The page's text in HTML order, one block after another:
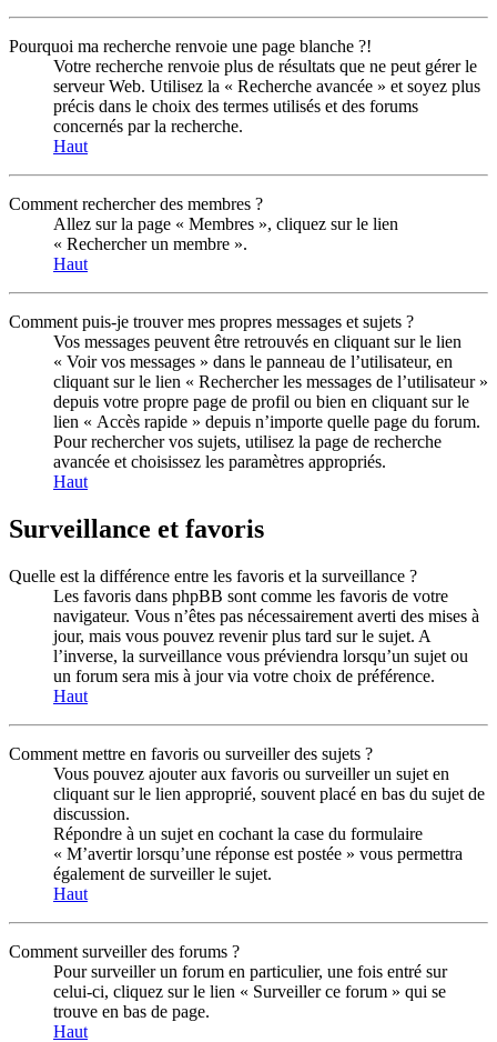
Pourquoi ma recherche renvoie une page blanche ?!
Votre recherche renvoie plus de résultats que ne peut gérer le
serveur Web. Utilisez la « Recherche avancée » et soyez plus
précis dans le choix des termes utilisés et des forums
concernés par la recherche.
Haut
Comment rechercher des membres ?
Allez sur la page « Membres », cliquez sur le lien
« Rechercher un membre ».
Haut
Comment puis-je trouver mes propres messages et sujets ?
Vos messages peuvent être retrouvés en cliquant sur le lien
« Voir vos messages » dans le panneau de l’utilisateur, en
cliquant sur le lien « Rechercher les messages de l’utilisateur »
depuis votre propre page de profil ou bien en cliquant sur le
lien « Accès rapide » depuis n’importe quelle page du forum.
Pour rechercher vos sujets, utilisez la page de recherche
avancée et choisissez les paramètres appropriés.
Haut
Surveillance et favoris
Quelle est la différence entre les favoris et la surveillance ?
Les favoris dans phpBB sont comme les favoris de votre
navigateur. Vous n’êtes pas nécessairement averti des mises à
jour, mais vous pouvez revenir plus tard sur le sujet. A
l’inverse, la surveillance vous préviendra lorsqu’un sujet ou
un forum sera mis à jour via votre choix de préférence.
Haut
Comment mettre en favoris ou surveiller des sujets ?
Vous pouvez ajouter aux favoris ou surveiller un sujet en
cliquant sur le lien approprié, souvent placé en bas du sujet de
discussion.
Répondre à un sujet en cochant la case du formulaire
« M’avertir lorsqu’une réponse est postée » vous permettra
également de surveiller le sujet.
Haut
Comment surveiller des forums ?
Pour surveiller un forum en particulier, une fois entré sur
celui-ci, cliquez sur le lien « Surveiller ce forum » qui se
trouve en bas de page.
Haut